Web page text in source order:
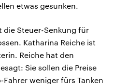
etwas gesunken.
die Steuer-Senkung für
Katharina Reiche ist
Reiche hat den
Sie sollen die Preise
weniger fürs Tanken